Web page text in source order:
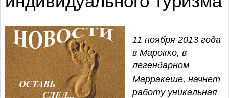
11 ноября 2013 года
в Марокко, в
легендарном
Марракеше, начнет
работу уникальная